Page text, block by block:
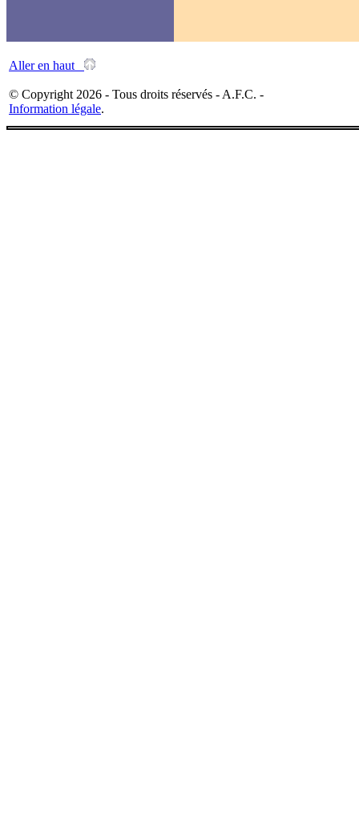
Aller en haut
© Copyright 2026 - Tous droits réservés - A.F.C. -
Information légale.